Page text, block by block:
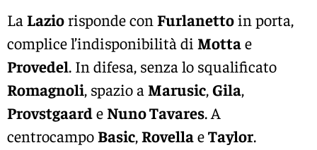
La Laziorisponde con Furlanettoin porta,
complice l’indisponibilità di Mottae
Provedel. In difesa, senza lo squalificato
Romagnoli, spazio a Marusic,Gila,
Provstgaarde Nuno Tavares. A
centrocampoBasic,RovellaeTaylor.